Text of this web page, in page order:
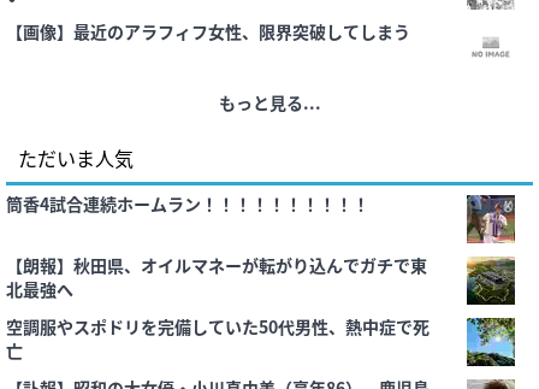
【画像】最近のアラフィフ女性、限界突破してしまう
もっと見る...
ただいま人気
筒香4試合連続ホームラン！！！！！！！！！！
【朗報】秋田県、オイルマネーが転がり込んでガチで東
北最強へ
空調服やスポドリを完備していた50代男性、熱中症で死
亡